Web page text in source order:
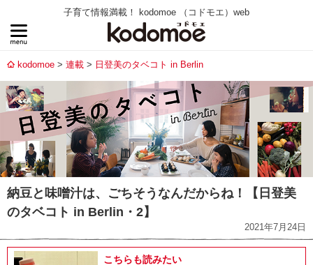
子育て情報満載！ kodomoe （コドモエ）web
kodomoe 連載 日登美のタベコト in Berlin
納豆と味噌汁は、ごちそうなんだからね！【日登美
のタベコト in Berlin・2】
2021年7月24日
こちらも読みたい